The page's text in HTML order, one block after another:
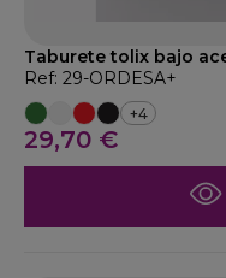
Ref: 29-ORDESA+
+4
29,70 €